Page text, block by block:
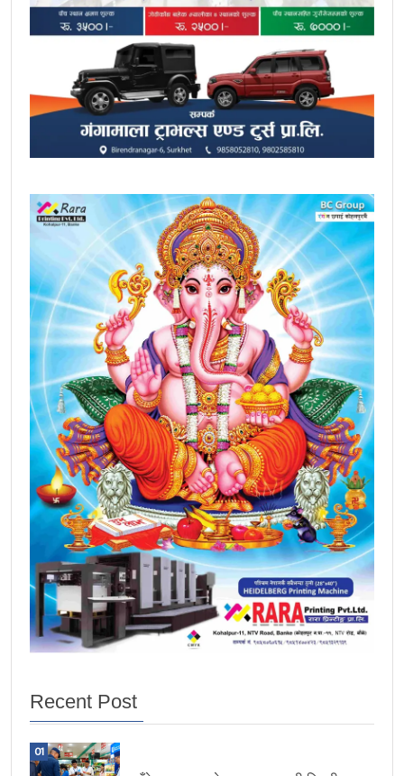
Recent Post
01